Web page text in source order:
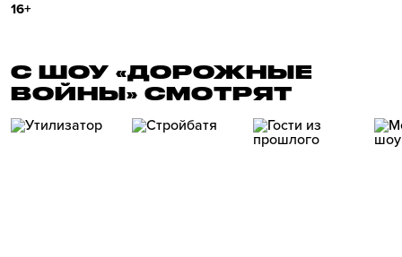
16+
С ШОУ «ДОРОЖНЫЕ
ВОЙНЫ» СМОТРЯТ